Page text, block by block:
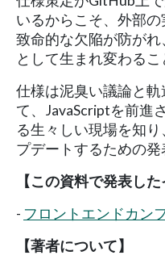
いるからこそ、外部
致命的な欠陥が防が
として生まれ変わるこ
仕様は泥臭い議論と
て、JavaScriptを前進
る生々しい現場を知
プデートするための発
【この資料で発表した
- フロントエンドカン
【著者について】